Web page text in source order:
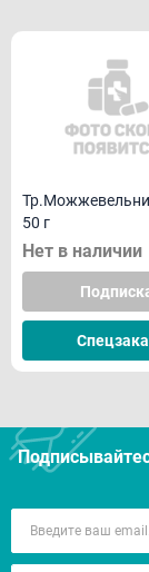
50 г
Нет в наличии